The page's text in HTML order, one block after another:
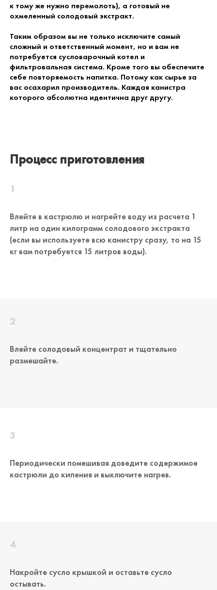
к тому же нужно перемолоть), а готовый не
охмеленный солодовый экстракт.
Таким образом вы не только исключите самый
сложный и ответственный момент, но и вам не
потребуется сусловарочный котел и
фильтровальная система. Кроме того вы обеспечите
себе повторяемость напитка. Потому как сырье за
вас осахарил производитель. Каждая канистра
которого абсолютна идентична друг другу.
Процесс приготовления
Влейте в кастрюлю и нагрейте воду из расчета 1
литр на один килограмм солодового экстракта
(если вы используете всю канистру сразу, то на 15
кг вам потребуется 15 литров воды).
Влейте солодовый концентрат и тщательно
размешайте.
Периодически помешивая доведите содержимое
кастрюли до кипения и выключите нагрев.
Накройте сусло крышкой и оставьте сусло
остывать.